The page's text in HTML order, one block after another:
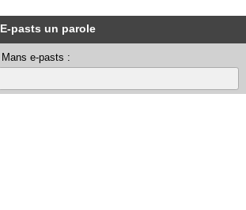
E-pasts un parole
Mans e-pasts :